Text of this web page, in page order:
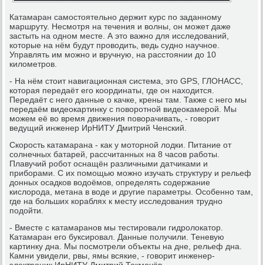
Катамаран самостоятельно держит курс по заданному
маршруту. Несмотря на течения и волны, он может даже
застыть на одном месте. А это важно для исследований,
которые на нём будут проводить, ведь судно научное.
Управлять им можно и вручную, на расстоянии до 10
километров.
- На нём стоит навигационная система, это GPS, ГЛОНАСС,
которая передаёт его координаты, где он находится.
Передаёт с него данные о качке, крены там. Также с него мы
передаём видеокартинку с поворотной видеокамерой. Мы
можем её во время движения поворачивать, - говорит
ведущий инженер ИрНИТУ Дмитрий Ченский.
Скорость катамарана - как у моторной лодки. Питание от
солнечных батарей, рассчитанных на 8 часов работы.
Плавучий робот оснащён различными датчиками и
приборами. С их помощью можно изучать структуру и рельеф
донных осадков водоёмов, определять содержание
кислорода, метана в воде и другие параметры. Особенно там,
где на больших кораблях к месту исследования трудно
подойти.
- Вместе с катамаранов мы тестировали гидролокатор.
Катамаран его буксировал. Данные получили. Теневую
картинку дна. Мы посмотрели объекты на дне, рельеф дна.
Камни увидели, рвы, ямы всякие, - говорит инженер-